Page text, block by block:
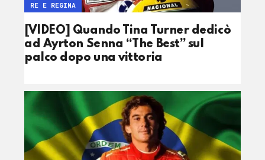
[VIDEO] Quando Tina Turner dedicò
ad Ayrton Senna “The Best” sul
palco dopo una vittoria
RE E REGINA